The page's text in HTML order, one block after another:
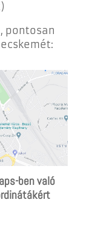
pontosan
:
ben való